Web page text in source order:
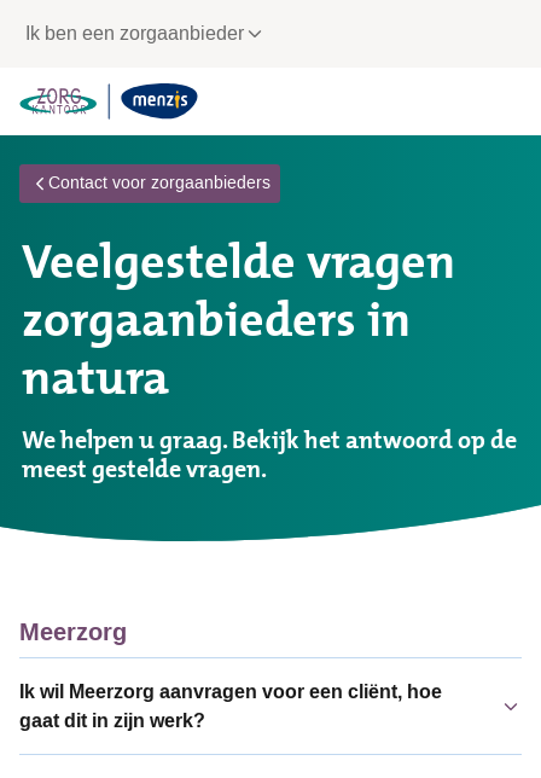
voor
navigatie
Ik ben een zorgaanbieder
Contact voor zorgaanbieders
Veelgestelde vragen
zorgaanbieders in
natura
We helpen u graag. Bekijk het antwoord op de
meest gestelde vragen.
Meerzorg
Ik wil Meerzorg aanvragen voor een cliënt, hoe
gaat dit in zijn werk?